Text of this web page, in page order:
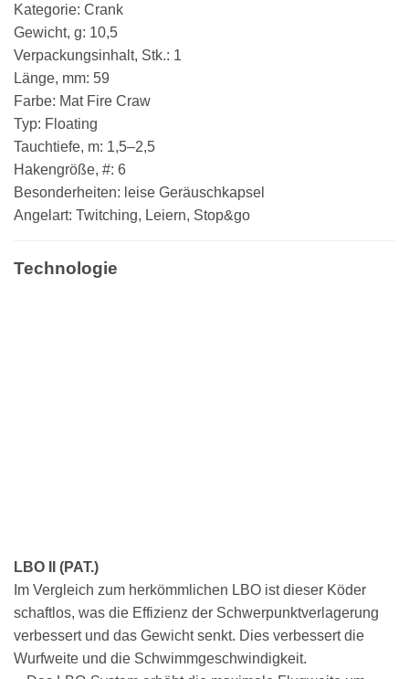
Kategorie: Crank
Gewicht, g: 10,5
Verpackungsinhalt, Stk.: 1
Länge, mm: 59
Farbe: Mat Fire Craw
Typ: Floating
Tauchtiefe, m: 1,5–2,5
Hakengröße, #: 6
Besonderheiten: leise Geräuschkapsel
Angelart: Twitching, Leiern, Stop&go
Technologie
LBO II (PAT.)
Im Vergleich zum herkömmlichen LBO ist dieser Köder
schaftlos, was die Effizienz der Schwerpunktverlagerung
verbessert und das Gewicht senkt. Dies verbessert die
Wurfweite und die Schwimmgeschwindigkeit.